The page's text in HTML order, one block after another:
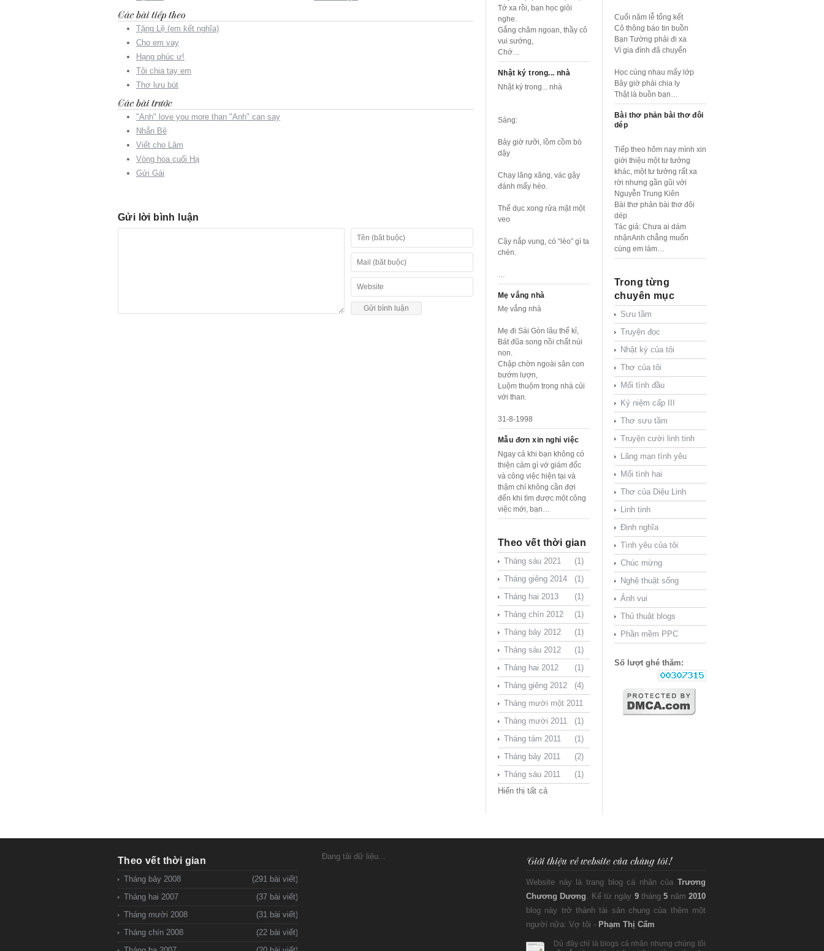
Tặng Lệ (em kết nghĩa)
Cho em vay
Hạng phúc ư!
Tôi chia tay em
Thơ lưu bút
"Anh" love you more than "Anh" can say
Nhắn Bê
Viết cho Lâm
Vòng hoa cuối Hạ
Gửi Gái
Gửi lời bình luận
Tớ xa rồi, bạn học giỏi
nghe.
Gắng chăm ngoan, thầy cô
vui sướng,
Chớ…
Nhật ký trong... nhà
Nhật ký trong... nhà
Sáng:
Bảy giờ rưỡi, lồm cồm bò
dậy
Chạy lăng xăng, vác gậy
đánh mấy hèo.
Thể dục xong rửa mặt một
veo
Cậy nắp vung, có “lèo” gì ta
chén.
Mẹ vắng nhà
Mẹ vắng nhà
Mẹ đi Sài Gòn lâu thế kỉ,
Bát đũa song nồi chất núi
non.
Chập chờn ngoài sân con
bướm lượn,
Luộm thuộm trong nhà củi
với than.
31-8-1998
Mẫu đơn xin nghỉ việc
Ngay cả khi bạn không có
thiện cảm gì vớ giám đốc
và công việc hiện tại và
thậm chí không cần đợi
đến khi tìm được một công
việc mới, bạn…
Theo vết thời gian
Tháng sáu 2021
(1)
Tháng giêng 2014
(1)
Tháng hai 2013
(1)
Tháng chín 2012
(1)
Tháng bảy 2012
(1)
Tháng sáu 2012
(1)
Tháng hai 2012
(1)
Tháng giêng 2012
(4)
Tháng mười một 2011
(1)
Tháng mười 2011
(1)
Tháng tám 2011
(1)
Tháng bảy 2011
(2)
Tháng sáu 2011
(1)
Hiển thị tất cả
Cuối năm lễ tổng kết
Cô thông báo tin buồn
Bạn Tường phải đi xa
Vì gia đình đã chuyển
Học cùng nhau mấy lớp
Bây giờ phải chia ly
Thật là buồn bạn…
Bài thơ phản bài thơ đôi
dép
Tiếp theo hôm nay mình xin
giới thiệu một tư tưởng
khác, một tư tưởng rất xa
rời nhưng gần gũi với
Nguyễn Trung Kiên
Bài thơ phản bài thơ đôi
dép
Tác giả: Chưa ai dám
nhậnAnh chẳng muốn
cùng em làm…
Trong từng
chuyên mục
Sưu tầm
Truyện đọc
Nhật ký của tôi
Thơ của tôi
Mối tình đầu
Kỷ niệm cấp III
Thơ sưu tầm
Truyện cười linh tinh
Lãng mạn tình yêu
Mối tình hai
Thơ của Diệu Linh
Linh tinh
Định nghĩa
Tình yêu của tôi
Chúc mừng
Nghệ thuật sống
Ảnh vui
Thủ thuật blogs
Phần mềm PPC
Số lượt ghé thăm:
Theo vết thời gian
Tháng bảy 2008
(291 bài viết)
Tháng hai 2007
(37 bài viết)
Tháng mười 2008
(31 bài viết)
Tháng chín 2008
(22 bài viết)
Đang tải dữ liệu...
Website này là trang blog cá nhân của Trương
Chương Dương . Kể từ ngày 9tháng5 năm2010
blog này trở thành tài sản chung của thêm một
người nữa: Vợ tôi - Phạm Thị Cẩm
Dù đây chỉ là blogs cá nhân nhưng chúng tôi